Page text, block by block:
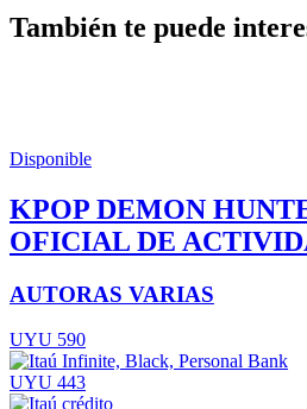
También te puede
Disponible
KPOP DEMON
OFICIAL DE
AUTORAS VARIAS
UYU 590
UYU 443